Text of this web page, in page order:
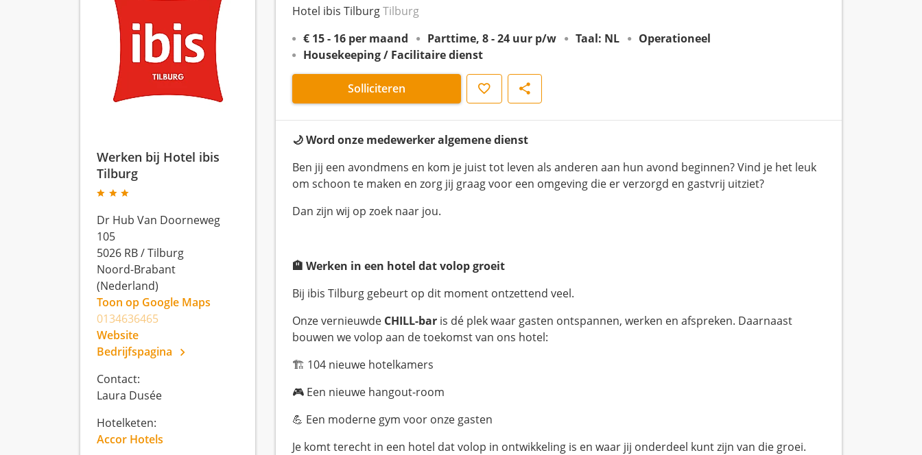
Hotel ibis TilburgTilburg
€ 15 - 16 per maand
Parttime, 8 - 24 uur p/w Taal: NL
Operationeel
Housekeeping / Facilitaire dienst
Solliciteren Opslaan Delen
🌙 Word onze medewerker algemene dienst
Ben jij een avondmens en kom je juist tot leven als anderen aan hun avond beginnen? Vind je het leuk
om schoon te maken en zorg jij graag voor een omgeving die er verzorgd en gastvrij uitziet?
Dan zijn wij op zoek naar jou.
🏨 Werken in een hotel dat volop groeit
Bij ibis Tilburg gebeurt op dit moment ontzettend veel.
Onze vernieuwde CHILL-bar is dé plek waar gasten ontspannen, werken en afspreken. Daarnaast
bouwen we volop aan de toekomst van ons hotel:
🏗️ 104 nieuwe hotelkamers
🎮 Een nieuwe hangout-room
💪 Een moderne gym voor onze gasten
Je komt terecht in een hotel dat volop in ontwikkeling is en waar jij onderdeel kunt zijn van die groei.
Werken bij Hotel ibis
Tilburg
Dr Hub Van Doorneweg
105
5026 RB/Tilburg
Noord-Brabant
(Nederland)
Toon op Google Maps
0134636465
Website
Bedrijfspagina
Contact:
Laura Dusée
Hotelketen:
Accor Hotels